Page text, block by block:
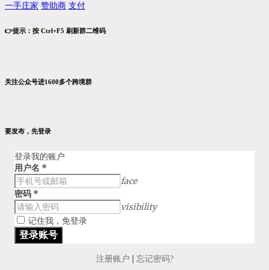
一手庄家 赞助商 支付
👉提示：按 Ctrl+F5 刷新群二维码
关注公众号进1600多个跨境群
要发布，先登录
登录我的账户
用户名 *
face
密码 *
visibility
记住我，免登录
注册账户 | 忘记密码?